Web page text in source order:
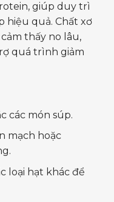
giúp duy trì
hiệu quả. Chất xơ
thấy no lâu,
quá trình giảm
các món súp.
mạch hoặc
loại hạt khác để